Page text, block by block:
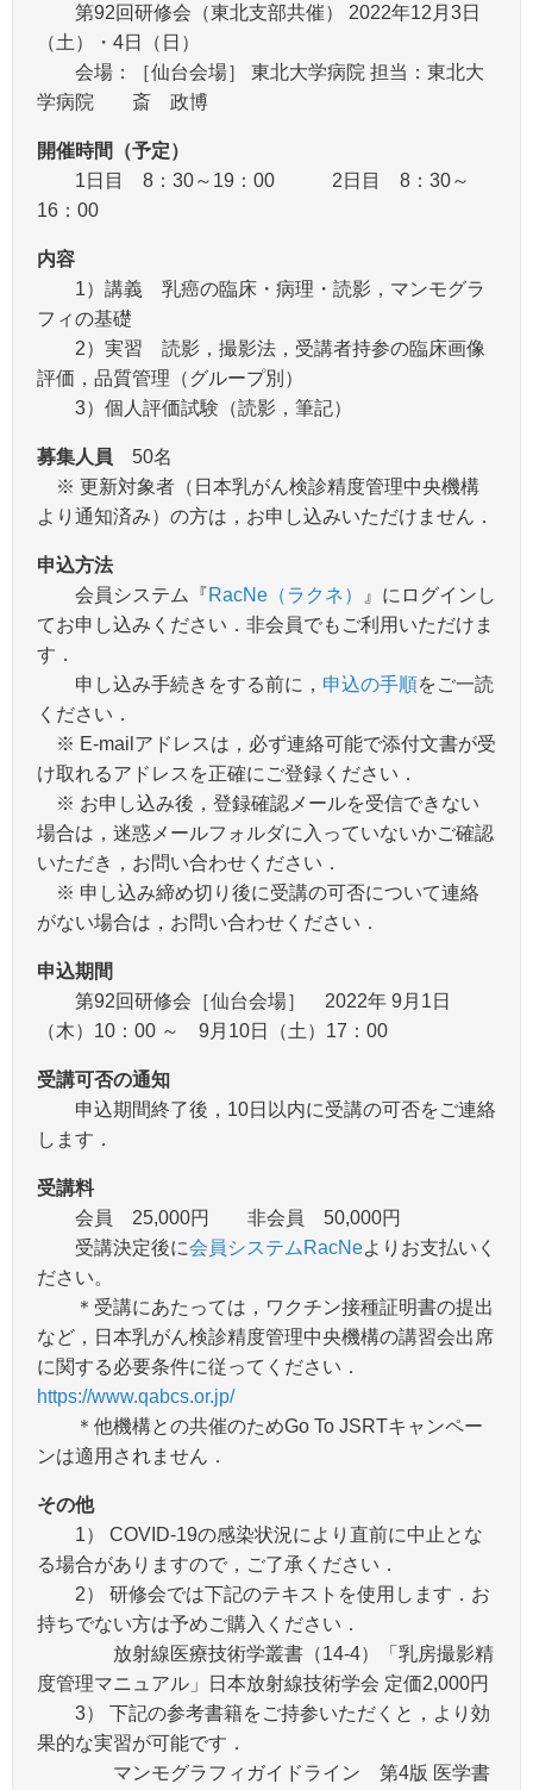
第92回研修会（東北支部共催） 2022年12月3日
（土）・4日（日）
会場：［仙台会場］ 東北大学病院 担当：東北大
学病院 斎 政博
開催時間（予定）
1日目 8：30～19：00 2日目 8：30～
16：00
内容
1）講義 乳癌の臨床・病理・読影，マンモグラ
フィの基礎
2）実習 読影，撮影法，受講者持参の臨床画像
評価，品質管理（グループ別）
3）個人評価試験（読影，筆記）
募集人員 50名
※ 更新対象者（日本乳がん検診精度管理中央機構
より通知済み）の方は，お申し込みいただけません．
申込方法
会員システム『RacNe（ラクネ）
』にログインし
てお申し込みください．非会員でもご利用いただけま
す．
申し込み手続きをする前に， 申込の手順をご一読
ください．
※ E-mailアドレスは，必ず連絡可能で添付文書が受
け取れるアドレスを正確にご登録ください．
※ お申し込み後，登録確認メールを受信できない
場合は，迷惑メールフォルダに入っていないかご確認
いただき，お問い合わせください．
※ 申し込み締め切り後に受講の可否について連絡
がない場合は，お問い合わせください．
申込期間
第92回研修会［仙台会場］ 2022年 9月1日
（木）10：00 ～ 9月10日（土）17：00
受講可否の通知
申込期間終了後，10日以内に受講の可否をご連絡
します．
受講料
会員 25,000円 非会員 50,000円
受講決定後に会員システムRacNeよりお支払いく
ださい。
＊受講にあたっては，ワクチン接種証明書の提出
など，日本乳がん検診精度管理中央機構の講習会出席
に関する必要条件に従ってください．
https://www.qabcs.or.jp/
＊他機構との共催のためGo To JSRTキャンペー
ンは適用されません．
その他
1） COVID-19の感染状況により直前に中止とな
る場合がありますので，ご了承ください．
2） 研修会では下記のテキストを使用します．お
持ちでない方は予めご購入ください．
放射線医療技術学叢書（14-4）「乳房撮影精
度管理マニュアル」日本放射線技術学会 定価2,000円
3） 下記の参考書籍をご持参いただくと，より効
果的な実習が可能です．
マンモグラフィガイドライン 第4版 医学書